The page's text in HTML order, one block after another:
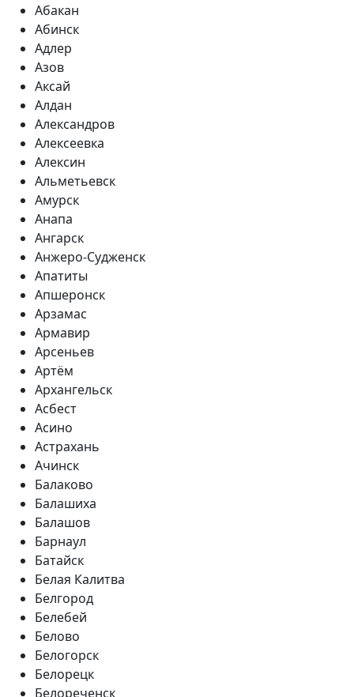
Абакан
Абинск
Адлер
Азов
Аксай
Алдан
Александров
Алексеевка
Алексин
Альметьевск
Амурск
Анапа
Ангарск
Анжеро-Судженск
Апатиты
Апшеронск
Арзамас
Армавир
Арсеньев
Артём
Архангельск
Асбест
Асино
Астрахань
Ачинск
Балаково
Балашиха
Балашов
Барнаул
Батайск
Белая Калитва
Белгород
Белебей
Белово
Белогорск
Белорецк
Белореченск